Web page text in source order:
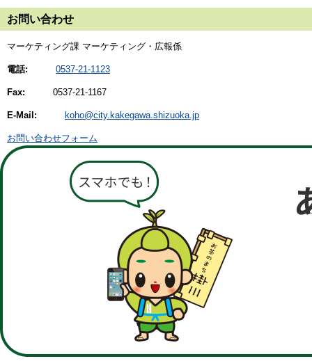
お問い合わせ
マーケティング課 マーケティング・広報係
電話: 0537-21-1123
Fax: 0537-21-1167
E-Mail: koho@city.kakegawa.shizuoka.jp
お問い合わせフォーム